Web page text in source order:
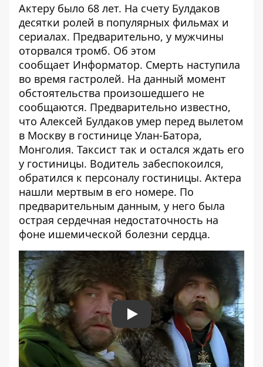
Актеру было 68 лет. На счету Булдаков
десятки ролей в популярных фильмах и
сериалах. Предварительно, у мужчины
оторвался тромб. Об этом
сообщает Информатор. Смерть наступила
во время гастролей. На данный момент
обстоятельства произошедшего не
сообщаются. Предварительно известно,
что Алексей Булдаков умер перед вылетом
в Москву в гостинице Улан-Батора,
Монголия. Таксист так и остался ждать его
у гостиницы. Водитель забеспокоился,
обратился к персоналу гостиницы. Актера
нашли мертвым в его номере. По
предварительным данным, у него была
острая сердечная недостаточность на
фоне ишемической болезни сердца.
Play